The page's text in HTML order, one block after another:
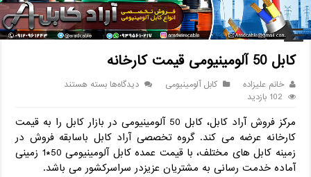
خانه / کابل / کابل آلومینیومی / کابل 50 آلومینیومی قیمت کارخانه
کابل 50 آلومینیومی قیمت کارخانه
خانم علیزاده کابل آلومینیومی دیدگاه‌هابرای
آلومینیومی
قیمت
کارخانه
بسته هستند
102 بازدید
مرکز فروش آراد کابل، کابل 50 آلومینیومی در بازار کابل را به قیمت
کارخانه عرضه می کند. گروه تخصصی آراد کابل باسابقه فروش در
زمینه کابل های مختلف، با قیمت عمده کابل آلومینیومی 50*1 زمینی
آماده خدمت رسانی به مشتریان عزیزدر سراسرکشور می باشد.